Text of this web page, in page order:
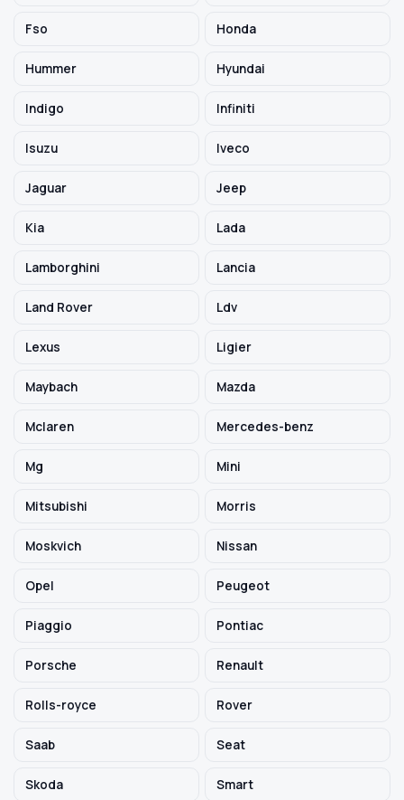
Fso Honda
Hummer Hyundai
Indigo Infiniti
Isuzu Iveco
Jaguar Jeep
Kia Lada
Lamborghini Lancia
Land Rover Ldv
Lexus Ligier
Maybach Mazda
Mclaren Mercedes-benz
Mg Mini
Mitsubishi Morris
Moskvich Nissan
Opel Peugeot
Piaggio Pontiac
Porsche Renault
Rolls-royce Rover
Saab Seat
Skoda Smart